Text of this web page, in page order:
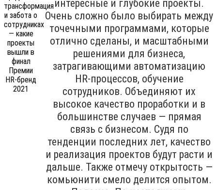
интересные и глубокие проекты.
Очень сложно было выбирать между
точечными программами, которые
отлично сделаны, и масштабными
решениями для бизнеса,
затрагивающими автоматизацию
HR-процессов, обучение
сотрудников. Объединяют их
высокое качество проработки и в
большинстве случаев — прямая
связь с бизнесом. Судя по
тенденции последних лет, качество
и реализация проектов будут расти и
дальше. Также отмечу открытость —
комьюнити смело делится опытом.